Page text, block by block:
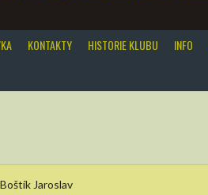
KONTAKTY HISTORIE KLUBU INFO
Boštík Jaroslav